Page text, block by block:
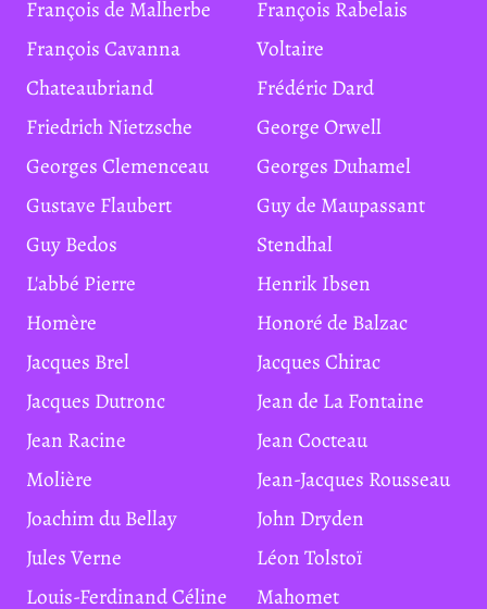
François de Malherbe
François Rabelais
François Cavanna
Voltaire
Chateaubriand
Frédéric Dard
Friedrich Nietzsche
George Orwell
Georges Clemenceau
Georges Duhamel
Gustave Flaubert
Guy de Maupassant
Guy Bedos
Stendhal
L'abbé Pierre
Henrik Ibsen
Homère
Honoré de Balzac
Jacques Brel
Jacques Chirac
Jacques Dutronc
Jean de La Fontaine
Jean Racine
Jean Cocteau
Molière
Jean-Jacques Rousseau
Joachim du Bellay
John Dryden
Jules Verne
Léon Tolstoï
Louis-Ferdinand Céline
Mahomet